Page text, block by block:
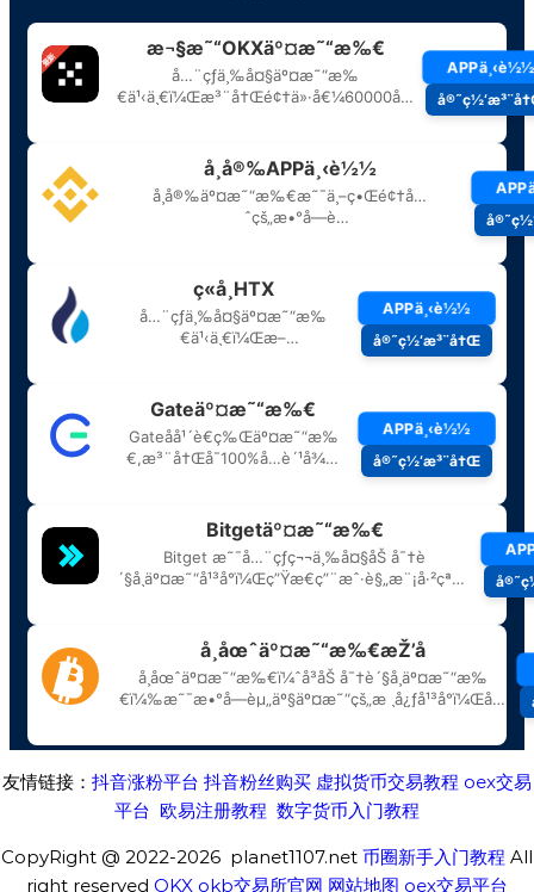
友情链接： 抖音涨粉平台 抖音粉丝购买 虚拟货币交易教程 oex交易
平台 欧易注册教程 数字货币入门教程
CopyRight @ 2022-2026 planet1107.net 币圈新手入门教程 All
right reserved OKX okb交易所官网 网站地图 oex交易平台